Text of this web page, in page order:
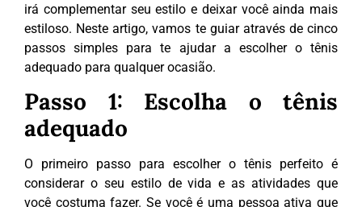
irá complementar seu estilo e deixar você ainda mais
estiloso. Neste artigo, vamos te guiar através de cinco
passos simples para te ajudar a escolher o tênis
adequado para qualquer ocasião.
Passo 1: Escolha o tênis
adequado
O primeiro passo para escolher o tênis perfeito é
considerar o seu estilo de vida e as atividades que
você costuma fazer. Se você é uma pessoa ativa que